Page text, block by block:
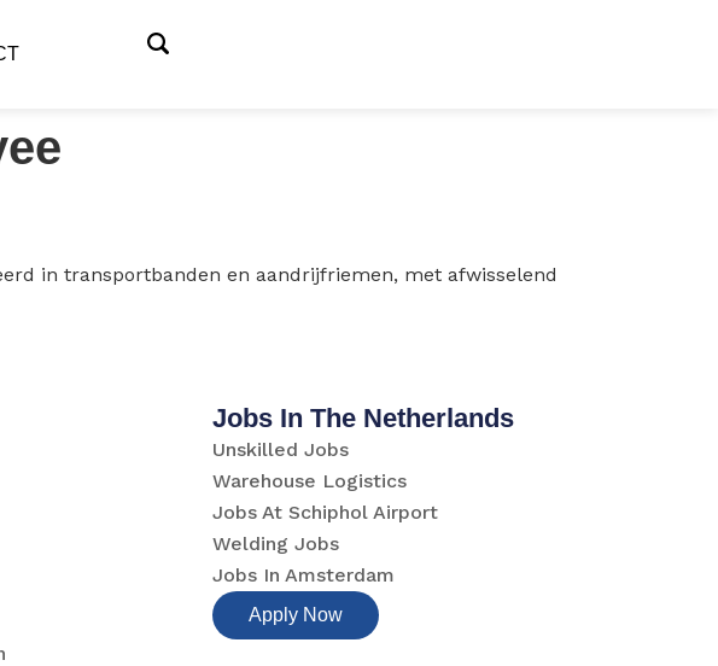
in transportbanden en aandrijfriemen, met afwisselend
Jobs In The Netherlands
Unskilled Jobs
Warehouse Logistics
Jobs At Schiphol Airport
Welding Jobs
Jobs In Amsterdam
Apply Now